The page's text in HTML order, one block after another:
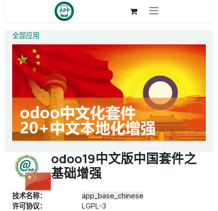
全部应用
odoo19中文版中国套件之
基础增强
技术名称：
app_base_chinese
许可协议：
LGPL-3